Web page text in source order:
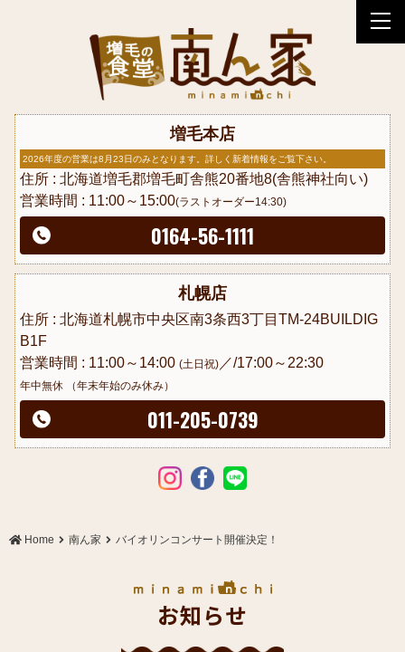
増毛本店
2026年度の営業は8月23日のみとなります。詳しく新着情報をご覧下さい。
住所 : 北海道増毛郡増毛町舎熊20番地8(舎熊神社向い)
営業時間 : 11:00～15:00(ラストオーダー14:30)
0164-56-1111
札幌店
住所 : 北海道札幌市中央区南3条西3丁目TM-24BUILDIG
B1F
営業時間 : 11:00～14:00 (土日祝) ／/17:00～22:30
年中無休 （年末年始のみ休み）
011-205-0739
Home 南ん家 バイオリンコンサート開催決定！
お知らせ